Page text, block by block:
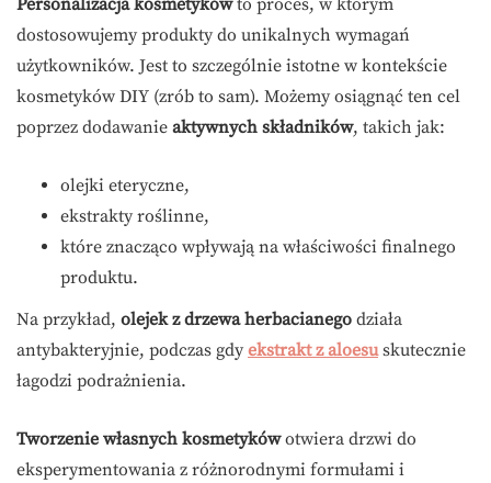
Personalizacja kosmetykówto proces, w którym
dostosowujemy produkty do unikalnych wymagań
użytkowników. Jest to szczególnie istotne w kontekście
kosmetyków DIY (zrób to sam). Możemy osiągnąć ten cel
poprzez dodawanie aktywnych składników, takich jak:
olejki eteryczne,
ekstrakty roślinne,
które znacząco wpływają na właściwości finalnego
produktu.
Na przykład, olejek z drzewa herbacianego działa
antybakteryjnie, podczas gdy ekstrakt z aloesuskutecznie
łagodzi podrażnienia.
Tworzenie własnych kosmetykówotwiera drzwi do
eksperymentowania z różnorodnymi formułami i